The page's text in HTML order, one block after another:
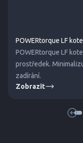
POWERtorque LF
POWERtorque LF
prostředek.
zadírání.
Zobrazit